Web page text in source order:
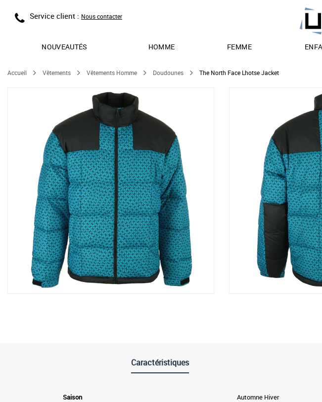
Service client : Nous contacter
NOUVEAUTÉS HOMME FEMME
Accueil Vêtements Vêtements Homme Doudounes The North Face Lhotse Jacket
Caractéristiques
Saison Automne Hiver